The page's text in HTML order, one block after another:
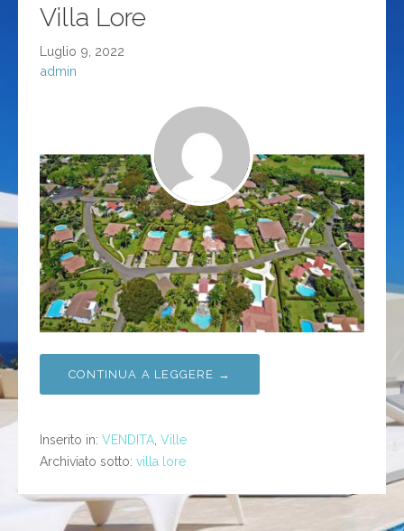
Villa Lore
Luglio 9, 2022
admin
CONTINUA A LEGGERE →
Inserito in: VENDITA, Ville
Archiviato sotto: villa lore